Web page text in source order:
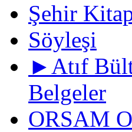
Şehir
Söyleşi
►Atıf
Belgeler
ORSAM